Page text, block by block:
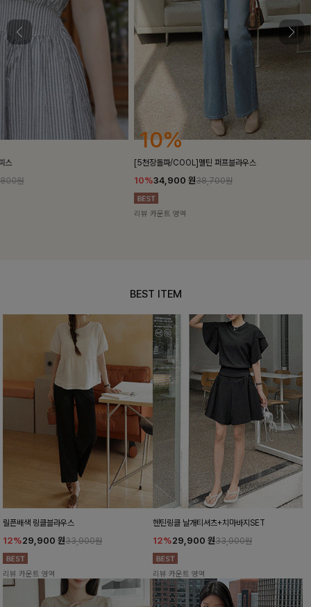
10%
[5천장돌파/COOL]멜틴 퍼프블라우스
38,700원
18%
BEST ITEM
릴픈배색 링클블라우스
12%29,900 원33,900원
리뷰 카운트 영역
헨틴링클 날개티셔츠+치마바지SET
12%29,900 원33,900원
리뷰 카운트 영역